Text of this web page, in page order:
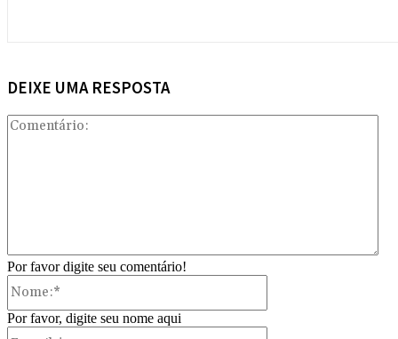
DEIXE UMA RESPOSTA
Por favor digite seu comentário!
Por favor, digite seu nome aqui